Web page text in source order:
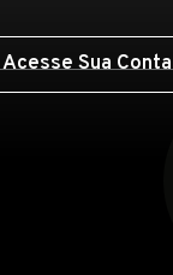
Acesse Sua Conta